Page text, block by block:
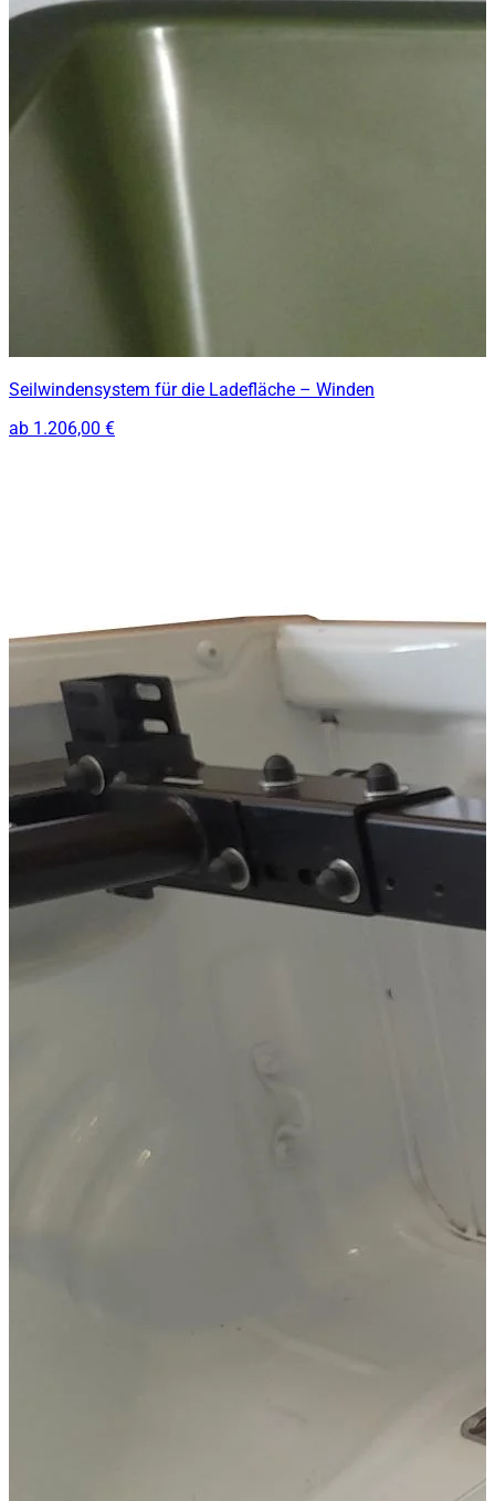
Seilwindensystem für die Ladefläche – Winden
ab 1.206,00 €